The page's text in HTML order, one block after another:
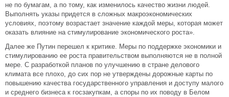
не по бумагам, а по тому, как изменилось качество жизни людей.
Выполнять указы придется в сложных макроэкономических
условиях, поэтому возрастает значение каждой меры, которая может
оказать влияние на стимулирование экономического роста».
Далее же Путин перешел к критике. Меры по поддержке экономики и
стимулированию ее роста правительством выполняются не в полной
мере. С разработкой планов по улучшению в стране делового
климата все плохо, до сих пор не утверждены дорожные карты по
повышению качества государственного управления и доступу малого
и среднего бизнеса к госзакупкам, а споры по их поводу в Белом